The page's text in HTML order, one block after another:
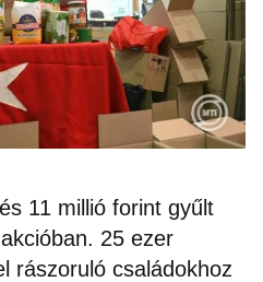
11 millió forint gyűlt
25 ezer
rászoruló családokhoz